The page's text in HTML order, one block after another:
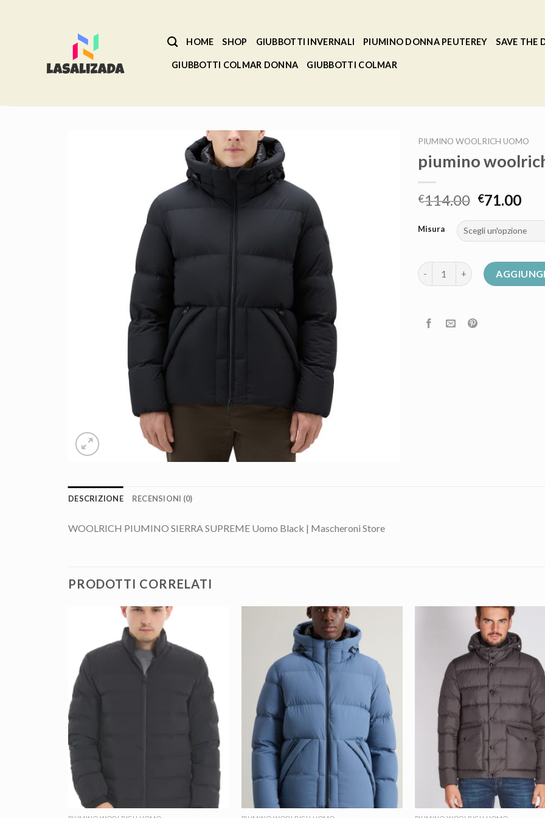
HOME SHOP GIUBBOTTI INVERNALI PIUMINO DONNA PEUTEREY SAVE THE
GIUBBOTTI COLMAR DONNA GIUBBOTTI COLMAR
PIUMINO WOOLRICH UOMO
piumino
€114.00 €71.00
Misura
piumino woolrich uomo
DESCRIZIONE RECENSIONI (0)
WOOLRICH PIUMINO SIERRA SUPREME Uomo Black | Mascheroni Store
PRODOTTI CORRELATI